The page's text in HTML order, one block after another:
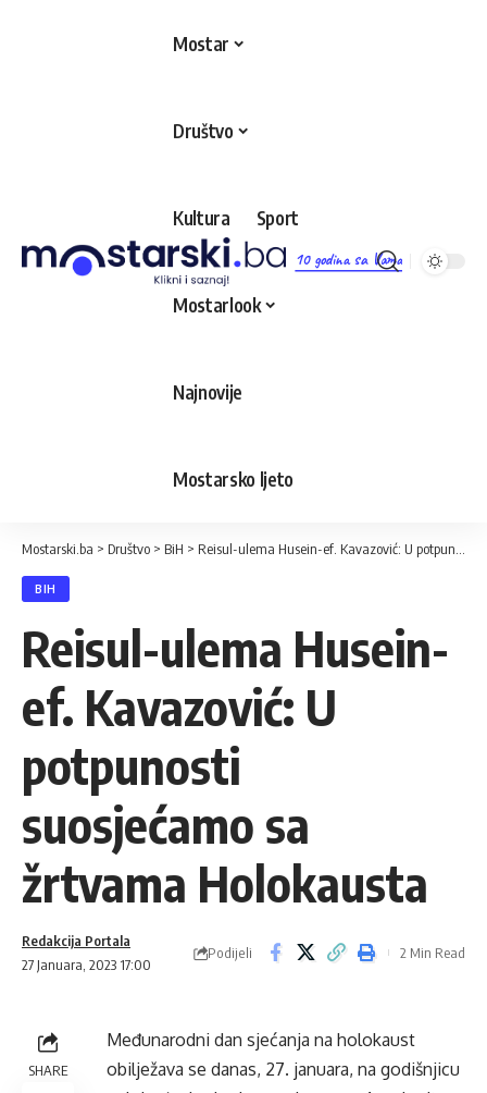
10 godina sa Vama
Mostar
Društvo
Kultura Sport
Mostarlook
Najnovije
Mostarsko ljeto
Mostarski.ba > Društvo > BiH > Reisul-ulema Husein-ef. Kavazović: U potpunosti suosjećamo sa žrtvama Holokausta
BIH
Reisul-ulema Husein-
ef. Kavazović: U
potpunosti
suosjećamo sa
žrtvama Holokausta
27 Januara, 2023 17:00
Redakcija Portala
Podijeli 2 Min Read
SHARE
Međunarodni dan sjećanja na holokaust
obilježava se danas, 27. januara, na godišnjicu